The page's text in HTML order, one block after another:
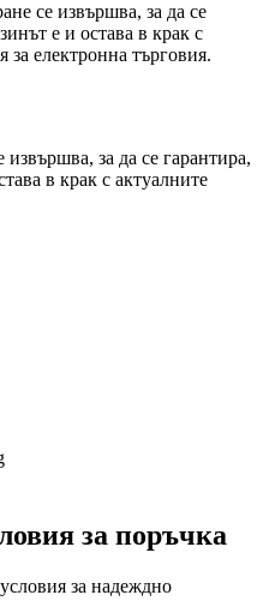
се извършва, за да се
е и остава в крак с
електронна търговия.
за да се гарантира,
в крак с актуалните
за поръчка
за надеждно